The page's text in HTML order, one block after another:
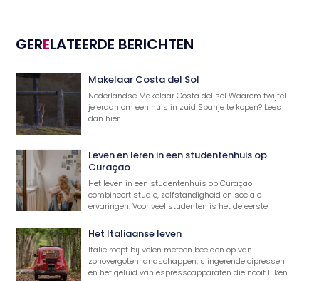
GERELATEERDE BERICHTEN
Makelaar Costa del Sol
Nederlandse Makelaar Costa del sol Waarom twijfel
je eraan om een huis in zuid Spanje te kopen? Lees
dan hier
Leven en leren in een studentenhuis op
Curaçao
Het leven in een studentenhuis op Curaçao
combineert studie, zelfstandigheid en sociale
ervaringen. Voor veel studenten is het de eerste
Het Italiaanse leven
Italië roept bij velen meteen beelden op van
zonovergoten landschappen, slingerende cipressen
en het geluid van espressoapparaten die nooit lijken